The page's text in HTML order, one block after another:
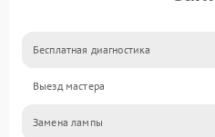
Бесплатная диагностика
Выезд мастера
Замена лампы